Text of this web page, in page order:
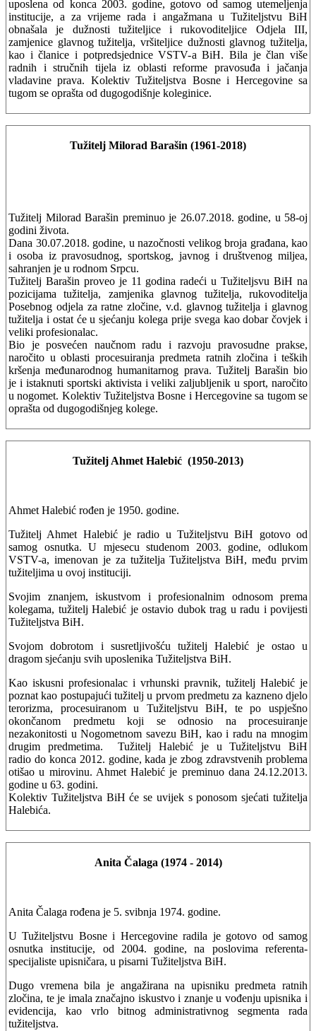
uposlena od konca 2003. godine, gotovo od samog utemeljenja
institucije, a za vrijeme rada i angažmana u Tužiteljstvu BiH
obnašala je dužnosti tužiteljice i rukovoditeljice Odjela III,
zamjenice glavnog tužitelja, vršiteljice dužnosti glavnog tužitelja,
kao i članice i potpredsjednice VSTV-a BiH. Bila je član više
radnih i stručnih tijela iz oblasti reforme pravosuđa i jačanja
vladavine prava. Kolektiv Tužiteljstva Bosne i Hercegovine sa
tugom se oprašta od dugogodišnje koleginice.
Tužitelj Milorad Barašin (1961-2018)
Tužitelj Milorad Barašin preminuo je 26.07.2018. godine, u 58-oj
godini života.
Dana 30.07.2018. godine, u nazočnosti velikog broja građana, kao
i osoba iz pravosudnog, sportskog, javnog i društvenog miljea,
sahranjen je u rodnom Srpcu.
Tužitelj Barašin proveo je 11 godina radeći u Tužiteljsvu BiH na
pozicijama tužitelja, zamjenika glavnog tužitelja, rukovoditelja
Posebnog odjela za ratne zločine, v.d. glavnog tužitelja i glavnog
tužitelja i ostat će u sjećanju kolega prije svega kao dobar čovjek i
veliki profesionalac.
Bio je posvećen naučnom radu i razvoju pravosudne prakse,
naročito u oblasti procesuiranja predmeta ratnih zločina i teških
kršenja međunarodnog humanitarnog prava. Tužitelj Barašin bio
je i istaknuti sportski aktivista i veliki zaljubljenik u sport, naročito
u nogomet. Kolektiv Tužiteljstva Bosne i Hercegovine sa tugom se
oprašta od dugogodišnjeg kolege.
Tužitelj Ahmet Halebić (1950-2013)
Ahmet Halebić rođen je 1950. godine.
Tužitelj Ahmet Halebić je radio u Tužiteljstvu BiH gotovo od
samog osnutka. U mjesecu studenom 2003. godine, odlukom
VSTV-a, imenovan je za tužitelja Tužiteljstva BiH, među prvim
tužiteljima u ovoj instituciji.
Svojim znanjem, iskustvom i profesionalnim odnosom prema
kolegama, tužitelj Halebić je ostavio dubok trag u radu i povijesti
Tužiteljstva BiH.
Svojom dobrotom i susretljivošću tužitelj Halebić je ostao u
dragom sjećanju svih uposlenika Tužiteljstva BiH.
Kao iskusni profesionalac i vrhunski pravnik, tužitelj Halebić je
poznat kao postupajući tužitelj u prvom predmetu za kazneno djelo
terorizma, procesuiranom u Tužiteljstvu BiH, te po uspješno
okončanom predmetu koji se odnosio na procesuiranje
nezakonitosti u Nogometnom savezu BiH, kao i radu na mnogim
drugim predmetima. Tužitelj Halebić je u Tužiteljstvu BiH
radio do konca 2012. godine, kada je zbog zdravstvenih problema
otišao u mirovinu. Ahmet Halebić je preminuo dana 24.12.2013.
godine u 63. godini.
Kolektiv Tužiteljstva BiH će se uvijek s ponosom sjećati tužitelja
Halebića.
Anita Čalaga (1974 - 2014)
Anita Čalaga rođena je 5. svibnja 1974. godine.
U Tužiteljstvu Bosne i Hercegovine radila je gotovo od samog
osnutka institucije, od 2004. godine, na poslovima referenta-
specijaliste upisničara, u pisarni Tužiteljstva BiH.
Dugo vremena bila je angažirana na upisniku predmeta ratnih
zločina, te je imala značajno iskustvo i znanje u vođenju upisnika i
evidencija, kao vrlo bitnog administrativnog segmenta rada
tužiteljstva.